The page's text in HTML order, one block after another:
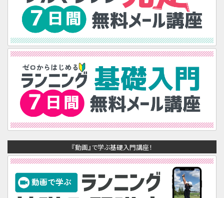
『動画』で学ぶ基礎入門講座！